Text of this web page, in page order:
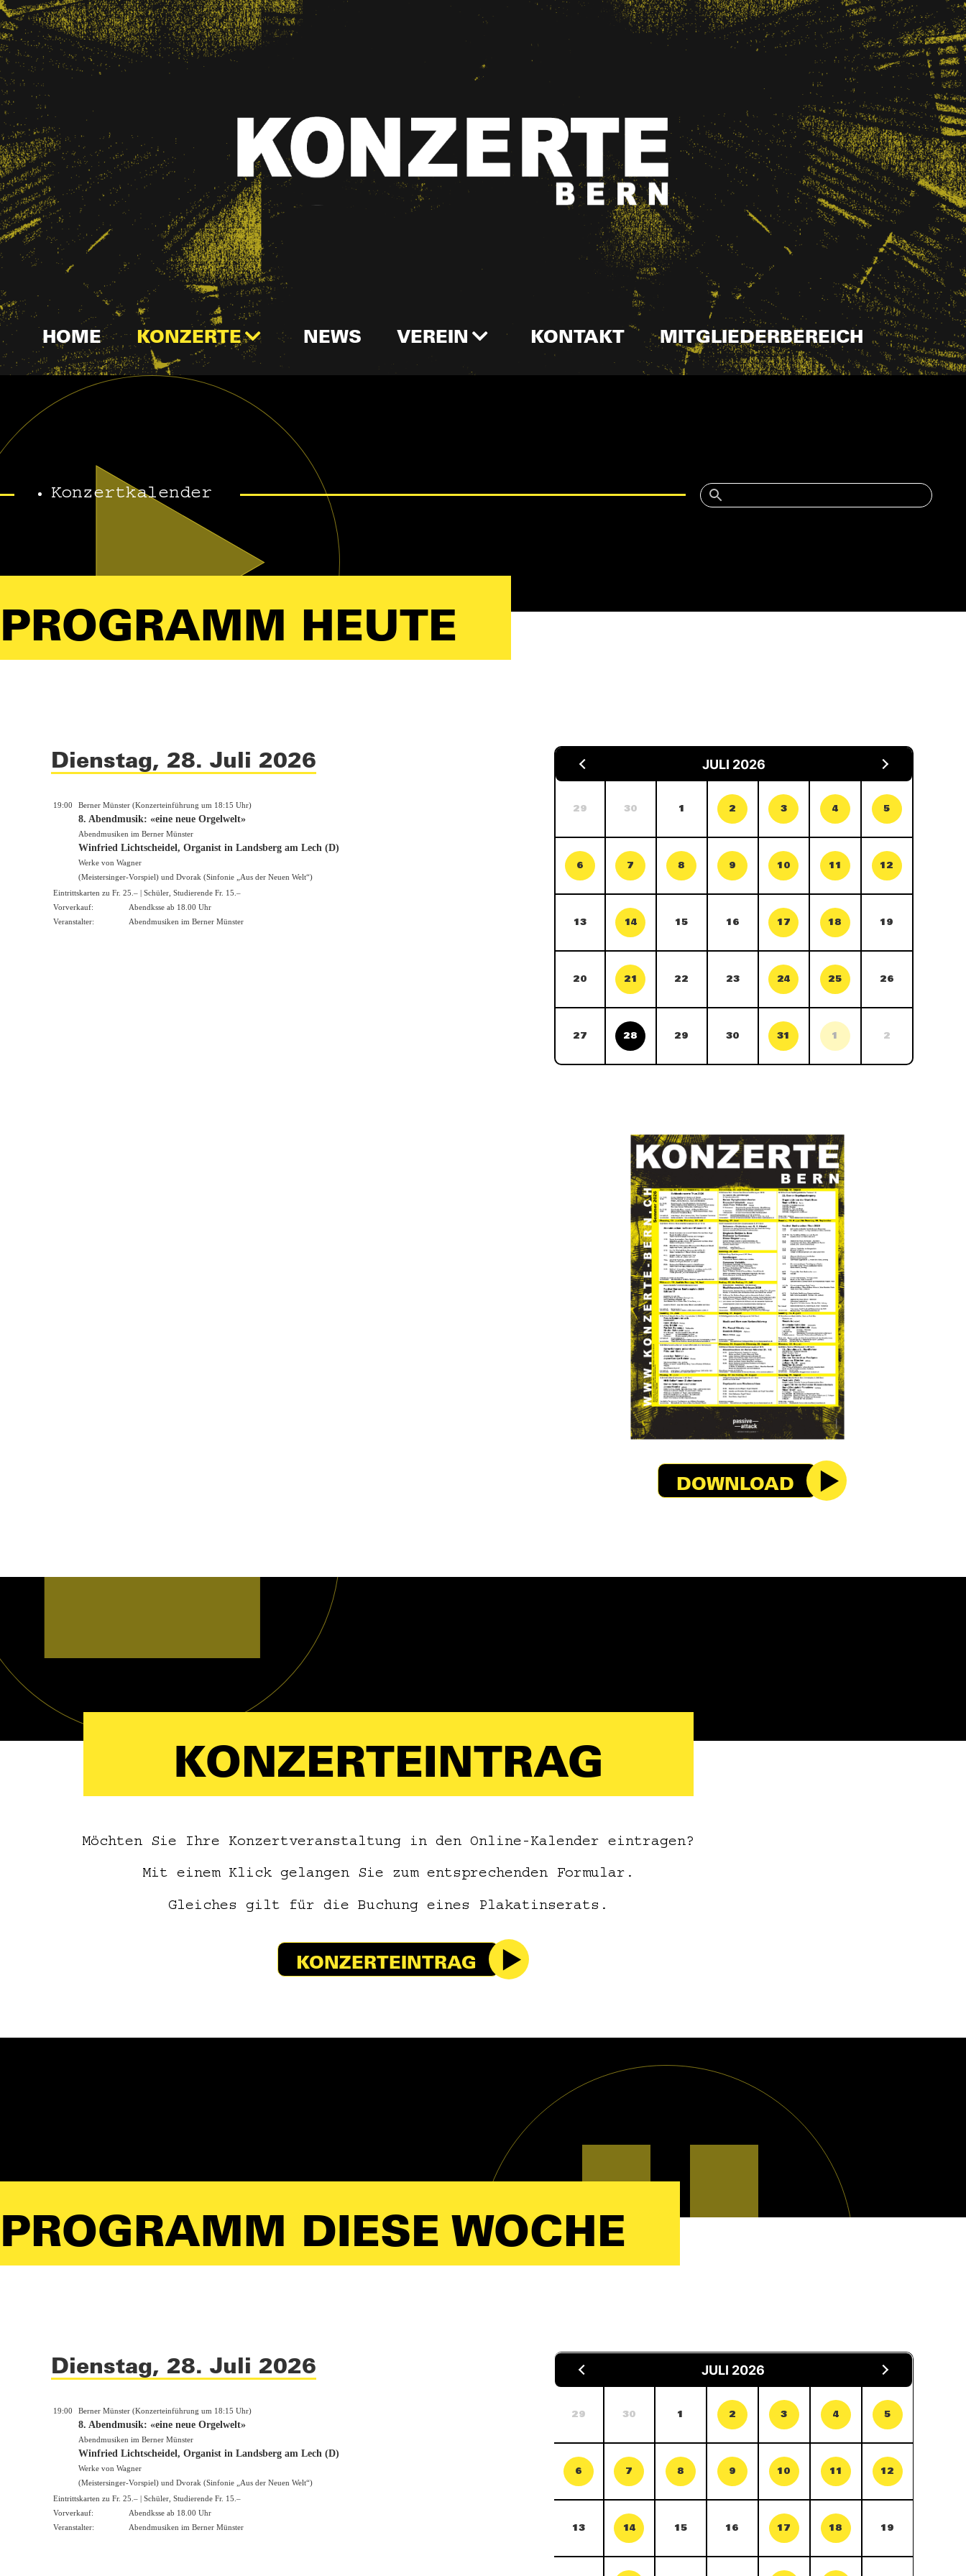
HOME KONZERTE NEWS VEREIN KONTAKT MITGLIEDERBEREICH
Konzertkalender
PROGRAMM HEUTE
Dienstag, 28. Juli 2026
19:00 Berner Münster (Konzerteinführung um 18:15 Uhr)
8. Abendmusik: «eine neue Orgelwelt»
Abendmusiken im Berner Münster
Winfried Lichtscheidel, Organist in Landsberg am Lech (D)
Werke von Wagner
(Meistersinger-Vorspiel) und Dvorak (Sinfonie „Aus der Neuen Welt“)
Eintrittskarten zu Fr. 25.– | Schüler, Studierende Fr. 15.–
Vorverkauf:
Abendksse ab 18.00 Uhr
Veranstalter:
Abendmusiken im Berner Münster
JULI 2026
29 30 1 2 3 4 5
6 7 8 9 10 11 12
13 14 15 16 17 18 19
20 21 22 23 24 25 26
27 28 29 30 31 1 2
DOWNLOAD
KONZERTEINTRAG
Möchten Sie Ihre Konzertveranstaltung in den Online-Kalender eintragen?
Mit einem Klick gelangen Sie zum entsprechenden Formular.
Gleiches gilt für die Buchung eines Plakatinserats.
KONZERTEINTRAG
PROGRAMM DIESE WOCHE
Dienstag, 28. Juli 2026
19:00 Berner Münster (Konzerteinführung um 18:15 Uhr)
8. Abendmusik: «eine neue Orgelwelt»
Abendmusiken im Berner Münster
Winfried Lichtscheidel, Organist in Landsberg am Lech (D)
Werke von Wagner
(Meistersinger-Vorspiel) und Dvorak (Sinfonie „Aus der Neuen Welt“)
Eintrittskarten zu Fr. 25.– | Schüler, Studierende Fr. 15.–
Vorverkauf:
Abendksse ab 18.00 Uhr
Veranstalter:
Abendmusiken im Berner Münster
JULI 2026
29 30 1 2 3 4 5
6 7 8 9 10 11 12
13 14 15 16 17 18 19